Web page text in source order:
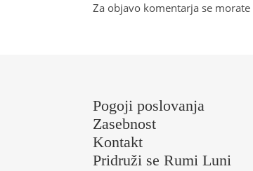
Za objavo komentarja se morate
Pogoji poslovanja
Zasebnost
Kontakt
Pridruži se Rumi Luni